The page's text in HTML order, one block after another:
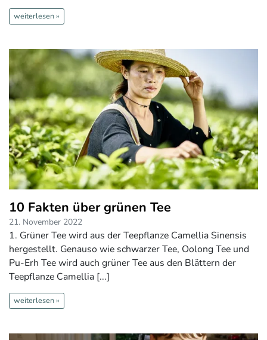
weiterlesen »
10 Fakten über grünen Tee
21. November 2022
1. Grüner Tee wird aus der Teepflanze Camellia Sinensis
hergestellt. Genauso wie schwarzer Tee, Oolong Tee und
Pu-Erh Tee wird auch grüner Tee aus den Blättern der
Teepflanze Camellia [...]
weiterlesen »